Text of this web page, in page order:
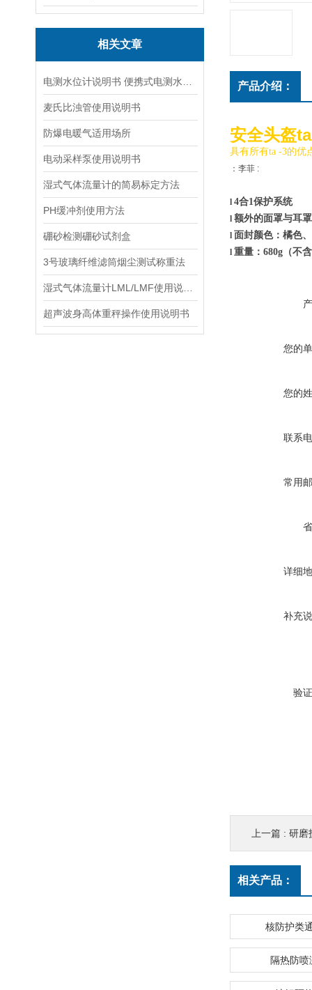
相关文章
麦氏比浊管使用说明书
防爆电暖气适用场所
电动采样泵使用说明书
湿式气体流量计的简易标定方法
PH缓冲剂使用方法
硼砂检测硼砂试剂盒
3号玻璃纤维滤筒烟尘测试称重法
超声波身高体重秤操作使用说明书
产品介绍：
安全头盔
具有所有ta -3的优
：李菲 :
l 4合1保护系统
l 额外的面罩与耳
l 面封颜色：橘色
l 重量： 680g （不
您的
您的
联系
常用
详细
补充
验
上一篇 : 研磨
相关产品：
核防护类
隔热防